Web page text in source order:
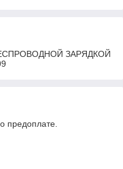
ЗАРЯДКОЙ
предоплате.